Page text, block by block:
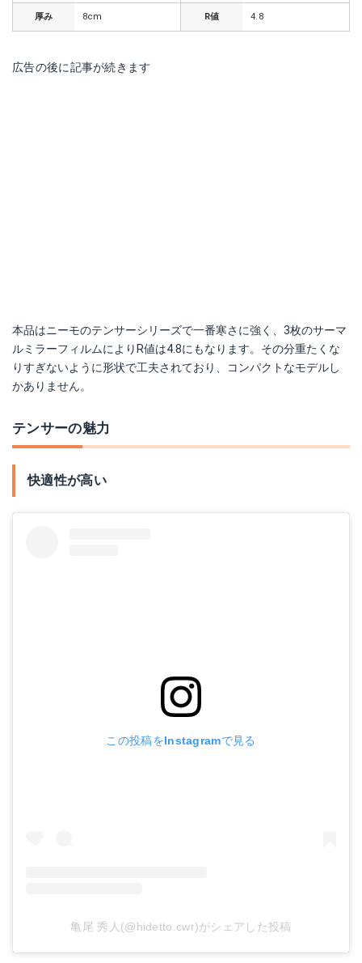
厚み 8cm R値 4.8
広告の後に記事が続きます
本品はニーモのテンサーシリーズで一番寒さに強く、3枚のサーマ
ルミラーフィルムによりR値は4.8にもなります。その分重たくな
りすぎないように形状で工夫されており、コンパクトなモデルし
かありません。
テンサーの魅力
快適性が高い
この投稿をInstagramで見る
亀尾 秀人(@hidetto.cwr)がシェアした投稿